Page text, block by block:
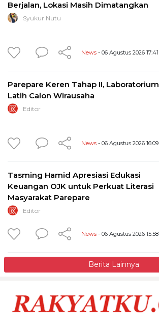
Berjalan, Lokasi Masih Dimatangkan
Syukur Nutu
News - 06 Agustus 2026 17:41
Parepare Keren Tahap II, Laboratorium
Latih Calon Wirausaha
Editor
News - 06 Agustus 2026 16:09
Tasming Hamid Apresiasi Edukasi
Keuangan OJK untuk Perkuat Literasi
Masyarakat Parepare
Editor
News - 06 Agustus 2026 15:58
Berita Lainnya